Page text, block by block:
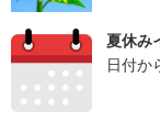
夏休み
日付か